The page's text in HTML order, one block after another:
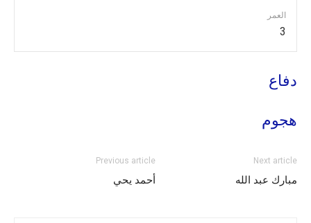
العمر
3
دفاع
هجوم
Previous article
أحمد يحي
Next article
مبارك عبد الله